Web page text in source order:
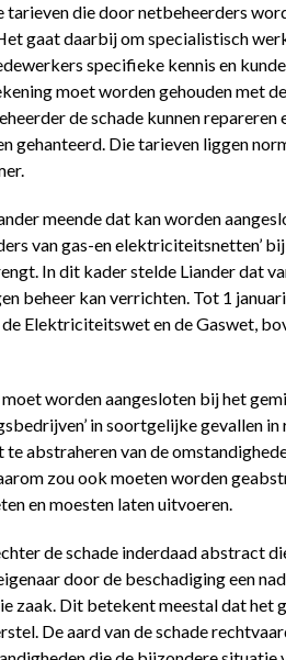
tarieven die door netbeheerders
gaat daarbij om specialistisch
specifieke kennis en
moet worden gehouden met de
de schade kunnen repareren
gehanteerd. Die tarieven liggen
meende dat kan worden
van gas-en elektriciteitsnetten’
In dit kader stelde Liander dat
beheer kan verrichten. Tot 1
Elektriciteitswet en de Gaswet,
worden aangesloten bij het
in soortgelijke gevallen in
abstraheren van de
zou ook moeten worden
en moesten laten uitvoeren.
de schade inderdaad abstract
door de beschadiging een
zaak. Dit betekent meestal dat het
De aard van de schade